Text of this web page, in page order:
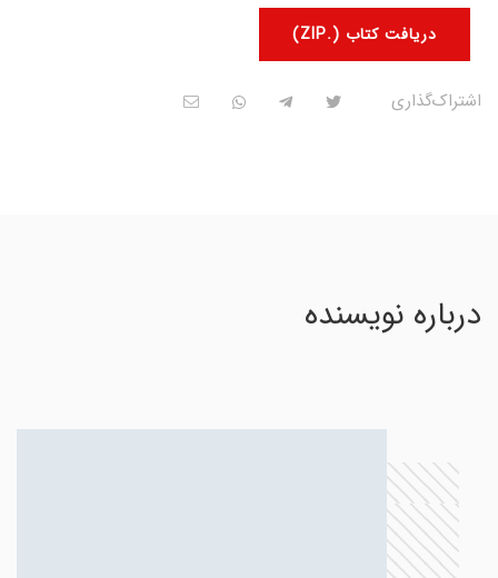
دریافت کتاب (.ZIP)
اشتراک‌گذاری
درباره نویسنده